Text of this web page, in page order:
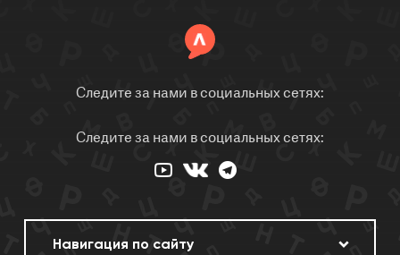
Следите за нами в социальных сетях:
Следите за нами в социальных сетях: